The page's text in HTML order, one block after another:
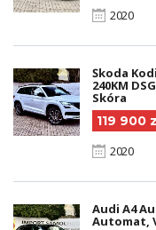
2020
Škoda
240KM
Skóra
119 900
2020
Audi A4
Automat,